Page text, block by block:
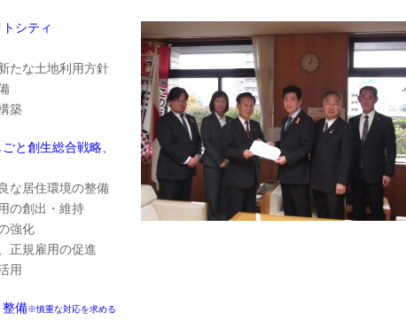
シティ
たな土地利用方針
築
と創生総合戦略、
な居住環境の整備
の創出・維持
強化
正規雇用の促進
用
整備※慎重な対応を求める